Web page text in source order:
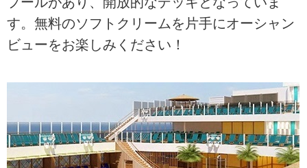
す。無料のソフトクリームを片手にオーシャン
ビューをお楽しみください！